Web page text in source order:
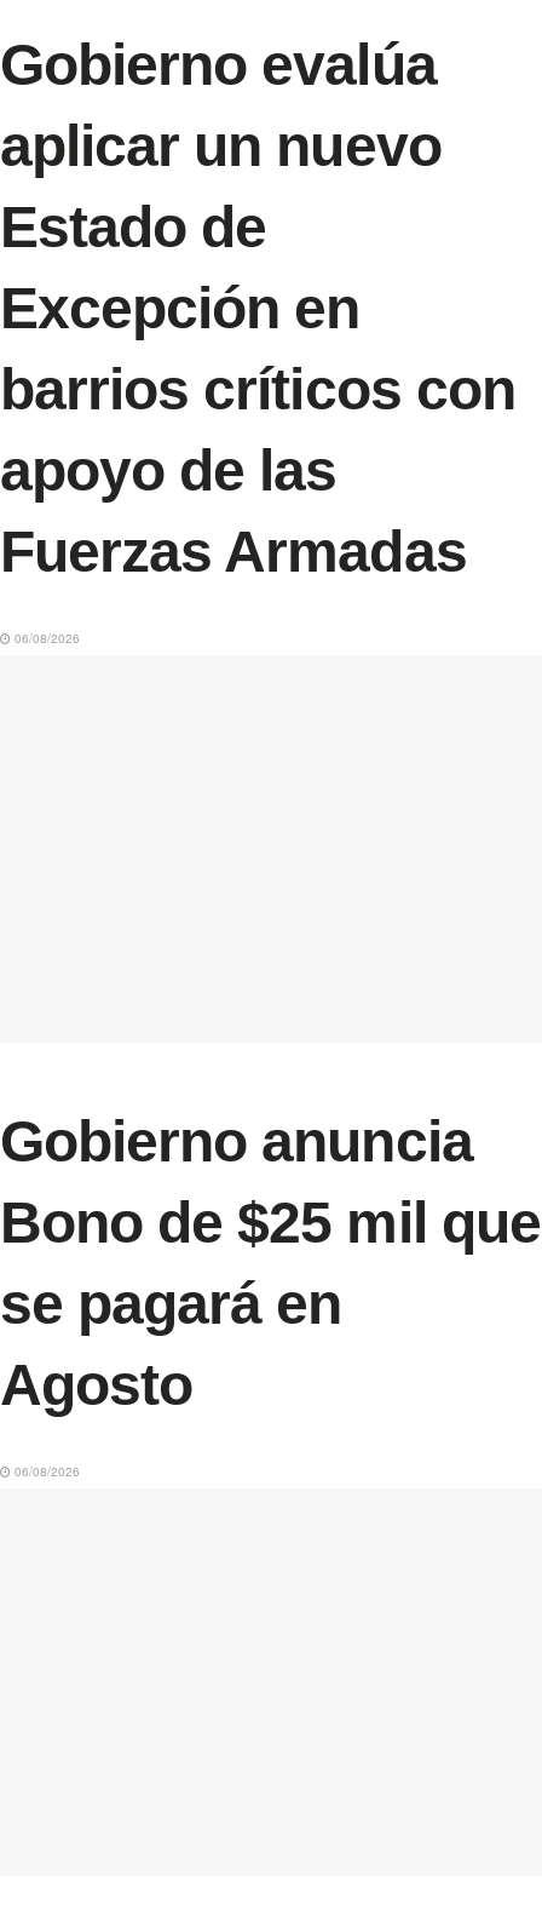
Gobierno evalúa
aplicar un nuevo
Estado de
Excepción en
barrios críticos con
apoyo de las
Fuerzas Armadas
06/08/2026
Gobierno anuncia
Bono de $25 mil que
se pagará en
Agosto
06/08/2026